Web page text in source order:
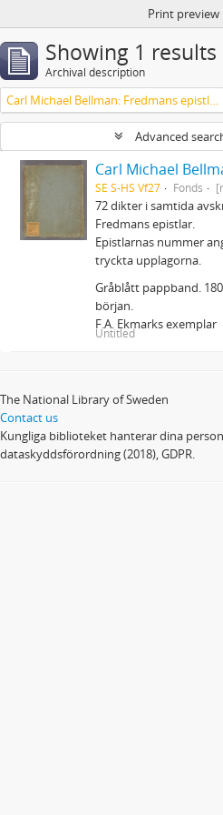
Print preview
Showing 1 results
Archival description
Carl Michael Bellman: Fredmans epistlar m.m.
Advanced
SE S-HS Vf27 Fonds
72 dikter i samtida
Fredmans epistlar.
Epistlarnas nummer
tryckta upplagorna.
Gråblått pappband.
början.
F.A. Ekmarks exemplar
Untitled
The National Library of Sweden
Contact us
Kungliga biblioteket hanterar dina
dataskyddsförordning (2018), GDPR.